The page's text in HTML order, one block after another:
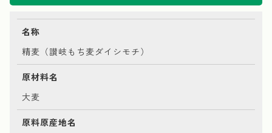
名称
精麦（讃岐もち麦ダイシモチ）
原材料名
大麦
原料原産地名